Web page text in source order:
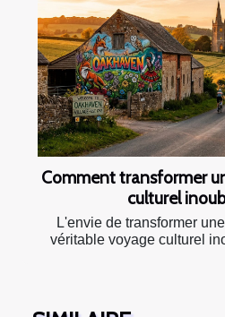
Comment transformer
culturel
L'envie de transformer
véritable voyage culturel